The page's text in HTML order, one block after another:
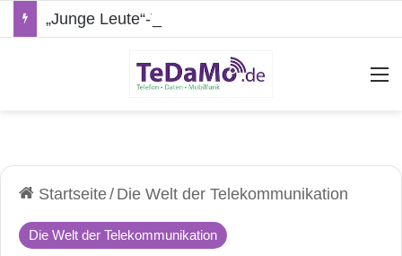
Startseite/ Die Welt der Telekommunikation
Die Welt der Telekommunikation